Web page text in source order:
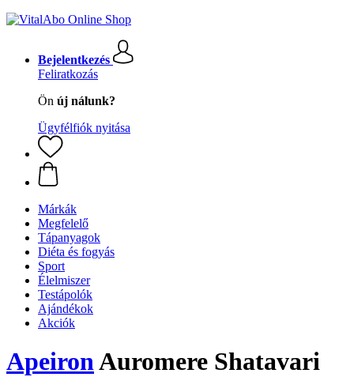
Bejelentkezés
Feliratkozás
Ön új nálunk?
Ügyfélfiók nyitása
Márkák
Megfelelő
Tápanyagok
Diéta és fogyás
Sport
Élelmiszer
Testápolók
Ajándékok
Akciók
ApeironAuromere Shatavari